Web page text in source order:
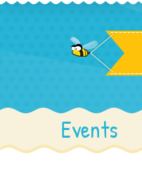
Events